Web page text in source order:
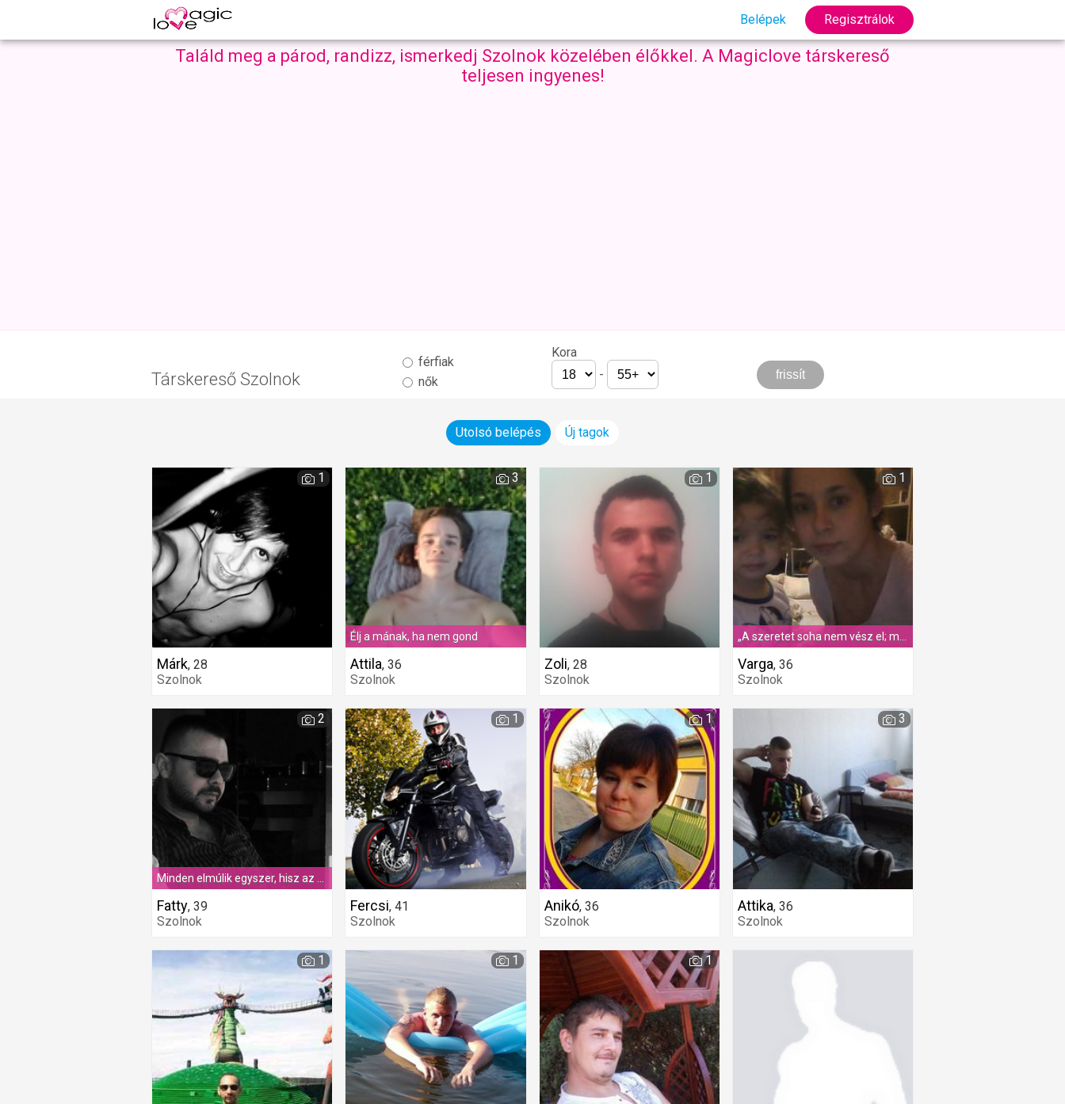
Belépek Regisztrálok
Találd meg a párod, randizz, ismerkedj Szolnok közelében élőkkel. A Magiclove társkereső
teljesen ingyenes!
Társkereső Szolnok
férfiak
nők
Kora
-
Utolsó belépés Új tagok
Márk, 28
Szolnok
1
Élj a mának, ha nem gond
Attila,36
Szolnok
3
Zoli, 28
Szolnok
1
„A szeretet soha nem vész el; mindig megtérül, többszörösen tér vissza!”
Varga, 36
Szolnok
1
Fatty, 39
Szolnok
2
Fercsi,41
Szolnok
1
Anikó, 36
Szolnok
1
Attika, 36
Szolnok
3
1 1 1